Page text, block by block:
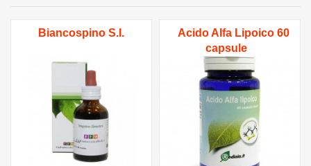
Biancospino S.I.
Acido Alfa Lipoico 60
capsule